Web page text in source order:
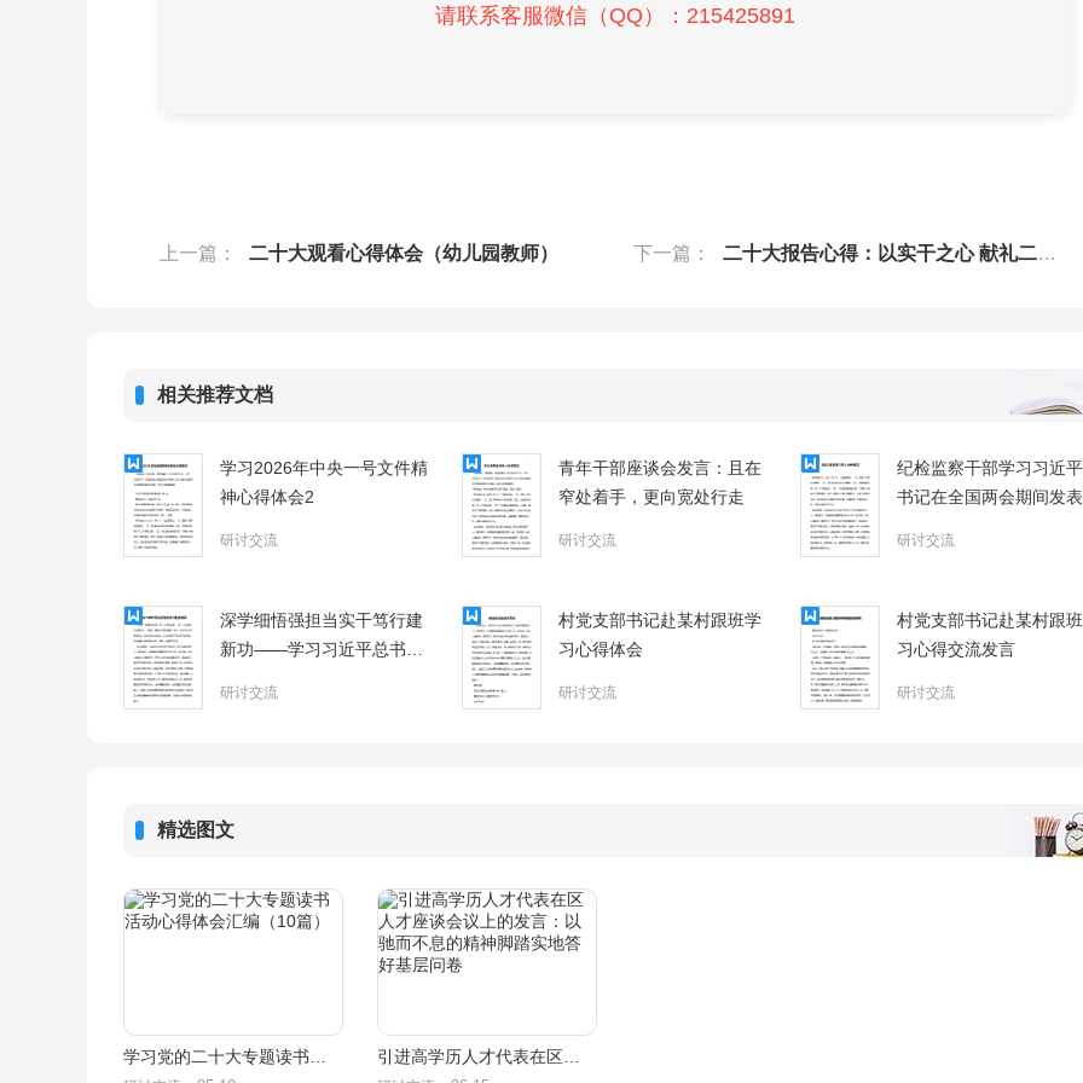
请联系客服微信（QQ）：215425891
上一篇： 二十大观看心得体会（幼儿园教师） 下一篇： 二十大报告心得：以实干之心 献礼二十大
相关推荐文档
学习2026年中央一号文件精
神心得体会2
研讨交流
青年干部座谈会发言：且在
窄处着手，更向宽处行走
研讨交流
纪检监察干部学习习近
书记在全国两会期间发
研讨交流
深学细悟强担当实干笃行建
新功——学习习近平总书记
研讨交流
村党支部书记赴某村跟班学
习心得体会
研讨交流
村党支部书记赴某村跟
习心得交流发言
研讨交流
精选图文